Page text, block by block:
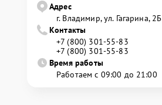
Адрес
г. Владимир, ул. Гагарина, 2Б
Контакты
+7 (800) 301-55-83
+7 (800) 301-55-83
Время работы
Работаем с 09:00 до 21:00